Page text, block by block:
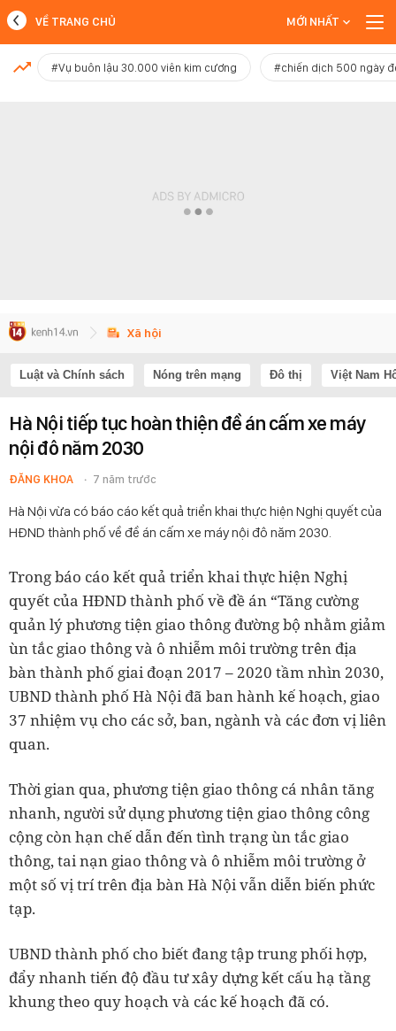
MỚI NHẤT
VỀ TRANG CHỦ MỚI NHẤT
#Vụ buôn lậu 30.000 viên kim cương #chiến dịch 500 ngày
Xã hội
Luật và Chính sách Nóng trên mạng Đô thị Việt Nam
Hà Nội tiếp tục hoàn thiện đề án cấm xe máy
nội đô năm 2030
ĐĂNG KHOA 7 năm trước
Hà Nội vừa có báo cáo kết quả triển khai thực hiện Nghị quyết của
HĐND thành phố về đề án cấm xe máy nội đô năm 2030.
Trong báo cáo kết quả triển khai thực hiện Nghị
quyết của HĐND thành phố về đề án “Tăng cường
quản lý phương tiện giao thông đường bộ nhằm giảm
ùn tắc giao thông và ô nhiễm môi trường trên địa
bàn thành phố giai đoạn 2017 – 2020 tầm nhìn 2030,
UBND thành phố Hà Nội đã ban hành kế hoạch, giao
37 nhiệm vụ cho các sở, ban, ngành và các đơn vị liên
quan.
Thời gian qua, phương tiện giao thông cá nhân tăng
nhanh, người sử dụng phương tiện giao thông công
cộng còn hạn chế dẫn đến tình trạng ùn tắc giao
thông, tai nạn giao thông và ô nhiễm môi trường ở
một số vị trí trên địa bàn Hà Nội vẫn diễn biến phức
tạp.
UBND thành phố cho biết đang tập trung phối hợp,
đẩy nhanh tiến độ đầu tư xây dựng kết cấu hạ tầng
khung theo quy hoạch và các kế hoạch đã có.